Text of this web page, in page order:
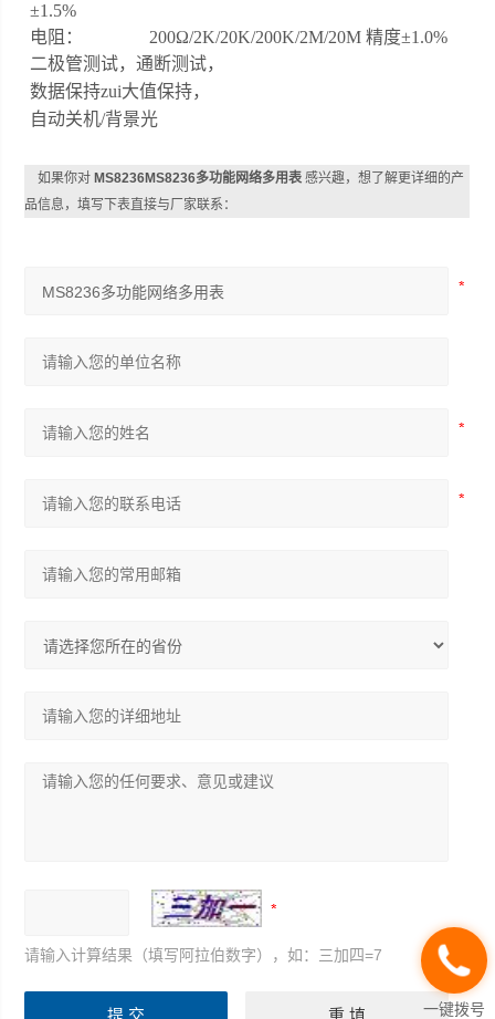
±1.5%
电阻：
200Ω/2K/20K/200K/2M/20M精度±1.0%
二极管测试，通断测试，
数据保持zui大值保持，
自动关机/背景光
如果你对 MS8236MS8236多功能网络多用表感兴趣，想了解更详细的产
品信息，填写下表直接与厂家联系：
请输入计算结果（填写阿拉伯数字），如：三加四=7
一键拨号